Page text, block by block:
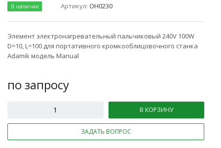
В наличии Артикул:OH0230
Элемент электронагревательный пальчиковый 240V 100W
D=10, L=100 для портативного кромкооблицовочного станка
Adamik модель Manual
по запросу
В КОРЗИНУ
ЗАДАТЬ ВОПРОС